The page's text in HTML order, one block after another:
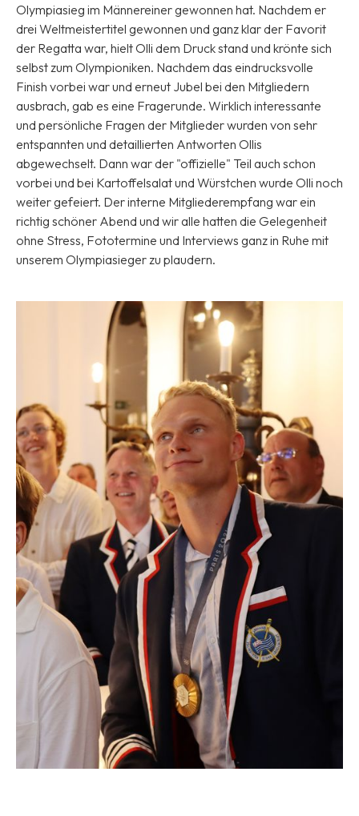
Olympiasieg im Männereiner gewonnen hat. Nachdem er
drei Weltmeistertitel gewonnen und ganz klar der Favorit
der Regatta war, hielt Olli dem Druck stand und krönte sich
selbst zum Olympioniken. Nachdem das eindrucksvolle
Finish vorbei war und erneut Jubel bei den Mitgliedern
ausbrach, gab es eine Fragerunde. Wirklich interessante
und persönliche Fragen der Mitglieder wurden von sehr
entspannten und detaillierten Antworten Ollis
abgewechselt. Dann war der "offizielle" Teil auch schon
vorbei und bei Kartoffelsalat und Würstchen wurde Olli noch
weiter gefeiert. Der interne Mitgliederempfang war ein
richtig schöner Abend und wir alle hatten die Gelegenheit
ohne Stress, Fototermine und Interviews ganz in Ruhe mit
unserem Olympiasieger zu plaudern.